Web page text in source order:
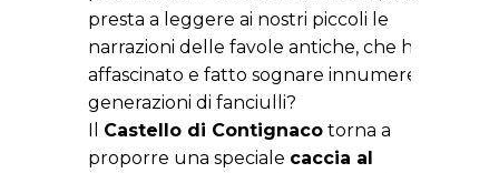
presta a leggere ai nostri piccoli le
narrazioni delle favole antiche, che hanno
affascinato e fatto sognare innumerevoli
generazioni di fanciulli?
Il Castello di Contignaco torna a
proporre una speciale caccia al